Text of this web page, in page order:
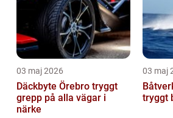
03 maj 2026
Däckbyte Örebro tryggt
grepp på alla vägar i
närke
03 maj
Båtverkstad
tryggt